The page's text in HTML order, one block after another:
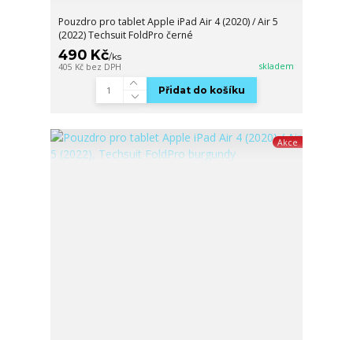
Pouzdro pro tablet Apple iPad Air 4 (2020) / Air 5
(2022) Techsuit FoldPro černé
490 Kč/ks
405 Kč bez DPH skladem
Přidat do košíku
Akce